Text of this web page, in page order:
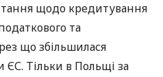
щодо кредитування
та
що збільшилася
ЄС. Тільки в Польщі за